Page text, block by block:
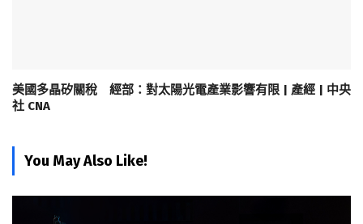
美國多晶矽關稅 經部：對太陽光電產業影響有限 | 產經 | 中央
社 CNA
You May Also Like!